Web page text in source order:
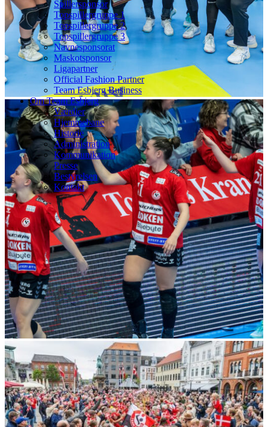
Spillersponsor
Topspillergruppe 1
Topspillergruppe 2
Topspillergruppe 3
Navnesponsorat
Maskotsponsor
Ligapartner
Official Fashion Partner
Team Esbjerg Business
Om Team Esbjerg
Værdier
Hjemmebane
Historie
Administration
Kommunikation
Presse
Bestyrelsen
Kontakt